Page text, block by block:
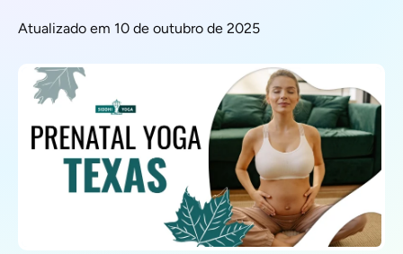
Atualizado em 10 de outubro de 2025